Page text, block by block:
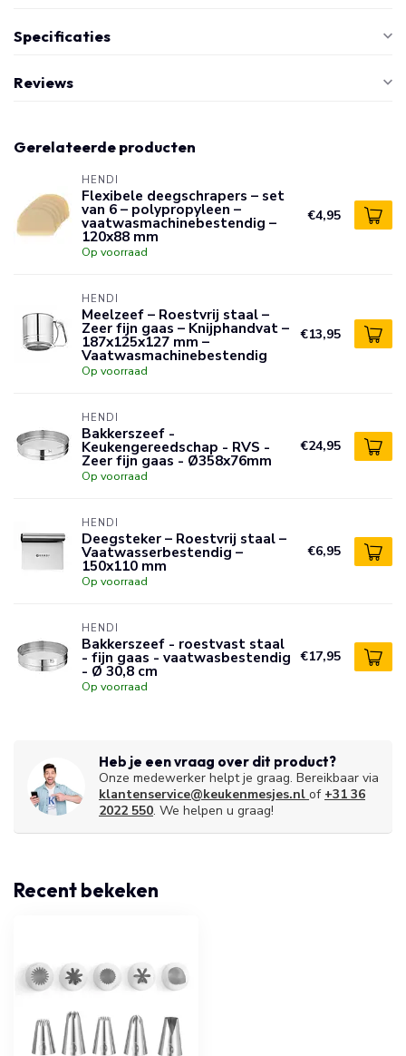
Specificaties
Reviews
Gerelateerde producten
HENDI
Flexibele deegschrapers – set
van 6 – polypropyleen –
vaatwasmachinebestendig –
120x88 mm
Op voorraad
€4,95
HENDI
Meelzeef – Roestvrij staal –
Zeer fijn gaas – Knijphandvat –
187x125x127 mm –
Vaatwasmachinebestendig
Op voorraad
€13,95
HENDI
Bakkerszeef -
Keukengereedschap - RVS -
Zeer fijn gaas - Ø358x76mm
Op voorraad
€24,95
HENDI
Deegsteker – Roestvrij staal –
Vaatwasserbestendig –
150x110 mm
Op voorraad
€6,95
HENDI
Bakkerszeef - roestvast staal
- fijn gaas - vaatwasbestendig
- Ø 30,8 cm
Op voorraad
€17,95
Heb je een vraag over dit product?
Onze medewerker helpt je graag. Bereikbaar via
klantenservice@keukenmesjes.nl of +31 36
2022 550. We helpen u graag!
Recent bekeken